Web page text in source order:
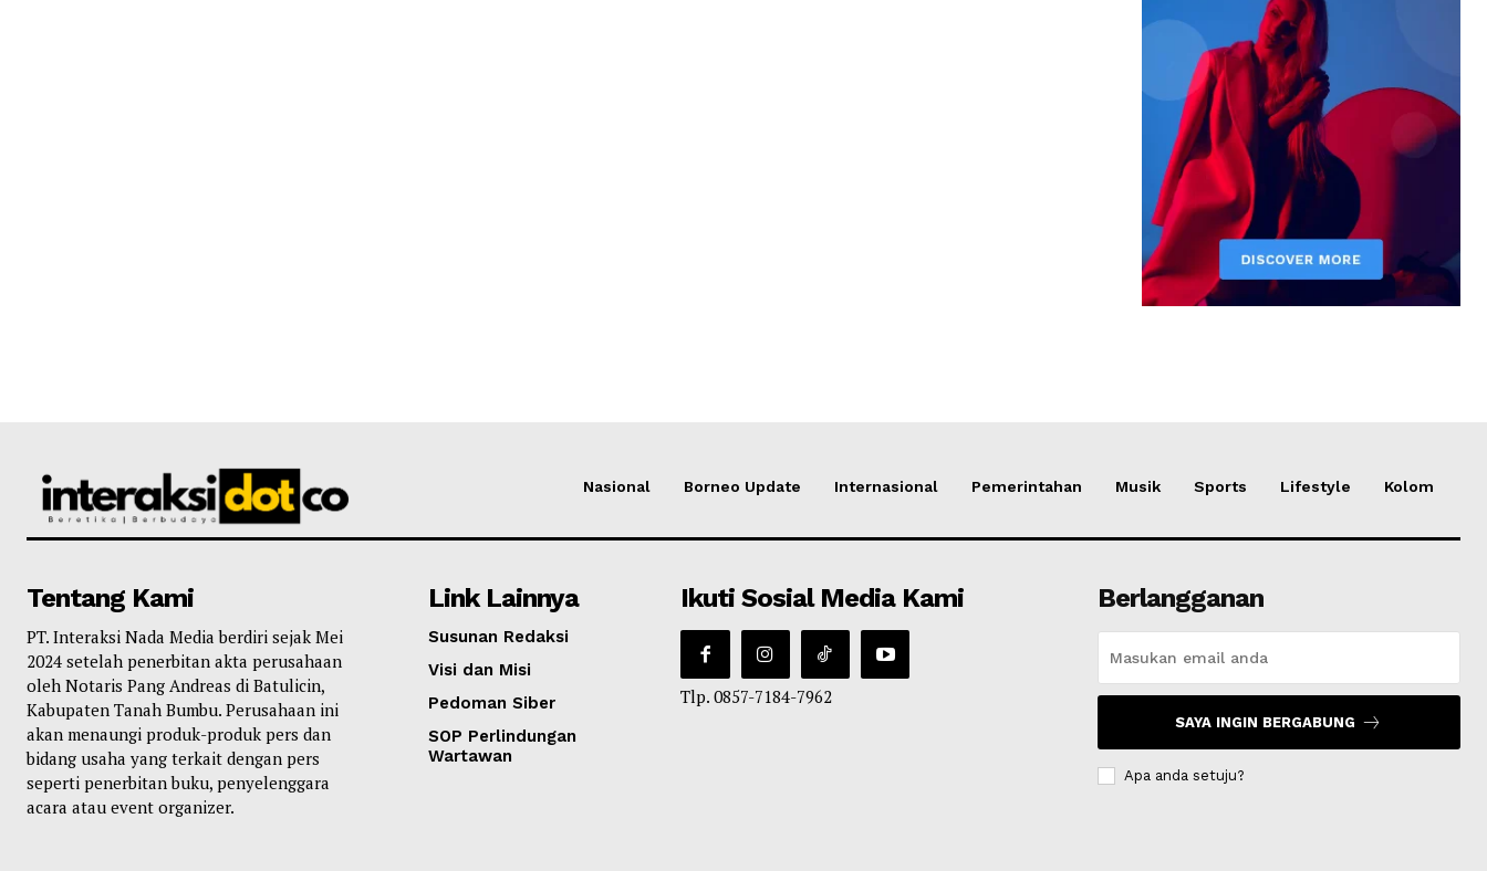
Nasional Borneo Update Internasional Pemerintahan Musik Sports Lifestyle Kolom
Tentang Kami
PT. Interaksi Nada Media berdiri sejak Mei
2024 setelah penerbitan akta perusahaan
oleh Notaris Pang Andreas di Batulicin,
Kabupaten Tanah Bumbu. Perusahaan ini
akan menaungi produk-produk pers dan
bidang usaha yang terkait dengan pers
seperti penerbitan buku, penyelenggara
acara atau event organizer.
Link Lainnya
Susunan Redaksi
Visi dan Misi
Pedoman Siber
SOP Perlindungan
Wartawan
Ikuti Sosial Media Kami
Tlp. 0857-7184-7962
Berlangganan
SAYA INGIN BERGABUNG
Apa anda setuju?